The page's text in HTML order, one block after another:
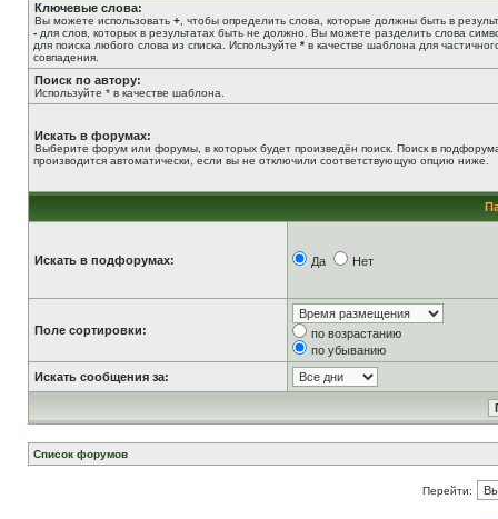
Ключевые слова:
Вы можете использовать + , чтобы определить слова, которые должны быть в
- для слов, которых в результатах быть не должно. Вы можете разделить слова
для поиска любого слова из списка. Используйте * в качестве шаблона для
совпадения.
Поиск по автору:
Используйте * в качестве шаблона.
Искать в форумах:
Выберите форум или форумы, в которых будет произведён поиск. Поиск в
производится автоматически, если вы не отключили соответствующую опцию ниже.
Искать в подфорумах: Да Нет
Поле сортировки:
по возрастанию
по убыванию
Искать сообщения за:
Список форумов
Перейти: